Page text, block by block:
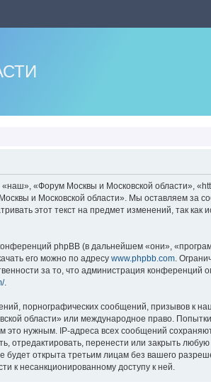
«Форум Москвы и Московской области»,
и Московской области». Мы оставляем за
этот текст на предмет изменений, так
phpBB (в дальнейшем «они»,
его можно по адресу www.phpbb.com.
за то, что администрация конференций
.
порнографических сообщений, призывов к
области» или международное право.
нужным. IP-адреса всех сообщений
перенести или закрыть
открыта третьим лицам без вашего
к несанкционированному доступу к ней.